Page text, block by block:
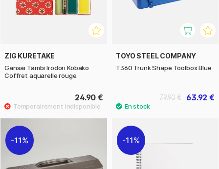
ZIG KURETAKE
Gansai Tambi Irodori Kobako
Coffret aquarelle rouge
24.90 €
TOYO STEEL COMPANY
T360 Trunk Shape Toolbox Blue
63.92 €
79.90 €
11% 11%